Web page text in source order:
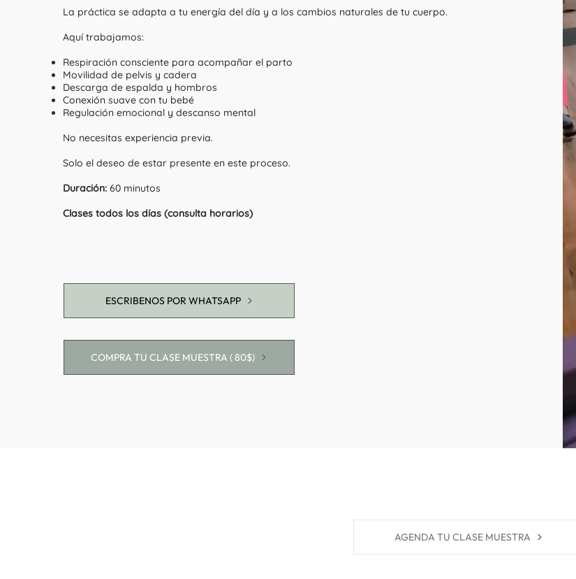
La práctica se adapta a tu energía del día y a los cambios naturales de tu cuerpo.
Aquí trabajamos:
Respiración consciente para acompañar el parto
Movilidad de pelvis y cadera
Descarga de espalda y hombros
Conexión suave con tu bebé
Regulación emocional y descanso mental
No necesitas experiencia previa.
Solo el deseo de estar presente en este proceso.
Duración:60 minutos
Clases todos los días (consulta horarios)
ESCRIBENOS POR WHATSAPP
COMPRA TU CLASE MUESTRA ( 80$)
AGENDA TU CLASE MUESTRA